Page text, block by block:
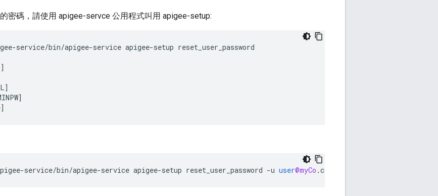
密碼，請使用 apigee-servce 公用程式叫用 apigee-setup:
service/bin/apigee-service apigee-setup reset_user_password
-service/bin/apigee-service apigee-setup reset_user_password -u user@myCo .com